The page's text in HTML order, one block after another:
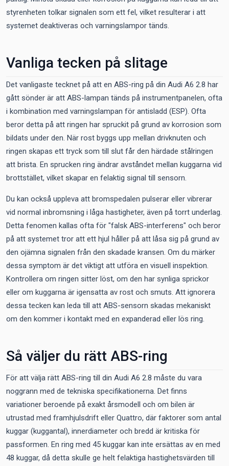
styrenheten tolkar signalen som ett fel, vilket resulterar i att
systemet deaktiveras och varningslampor tänds.
Vanliga tecken på slitage
Det vanligaste tecknet på att en ABS-ring på din Audi A6 2.8 har
gått sönder är att ABS-lampan tänds på instrumentpanelen, ofta
i kombination med varningslampan för antisladd (ESP). Ofta
beror detta på att ringen har spruckit på grund av korrosion som
bildats under den. När rost byggs upp mellan drivknuten och
ringen skapas ett tryck som till slut får den härdade stålringen
att brista. En sprucken ring ändrar avståndet mellan kuggarna vid
brottstället, vilket skapar en felaktig signal till sensorn.
Du kan också uppleva att bromspedalen pulserar eller vibrerar
vid normal inbromsning i låga hastigheter, även på torrt underlag.
Detta fenomen kallas ofta för "falsk ABS-interferens" och beror
på att systemet tror att ett hjul håller på att låsa sig på grund av
den ojämna signalen från den skadade kransen. Om du märker
dessa symptom är det viktigt att utföra en visuell inspektion.
Kontrollera om ringen sitter löst, om den har synliga sprickor
eller om kuggarna är igensatta av rost och smuts. Att ignorera
dessa tecken kan leda till att ABS-sensorn skadas mekaniskt
om den kommer i kontakt med en expanderad eller lös ring.
Så väljer du rätt ABS-ring
För att välja rätt ABS-ring till din Audi A6 2.8 måste du vara
noggrann med de tekniska specifikationerna. Det finns
variationer beroende på exakt årsmodell och om bilen är
utrustad med framhjulsdrift eller Quattro, där faktorer som antal
kuggar (kuggantal), innerdiameter och bredd är kritiska för
passformen. En ring med 45 kuggar kan inte ersättas av en med
48 kuggar, då detta skulle ge helt felaktiga hastighetsvärden till